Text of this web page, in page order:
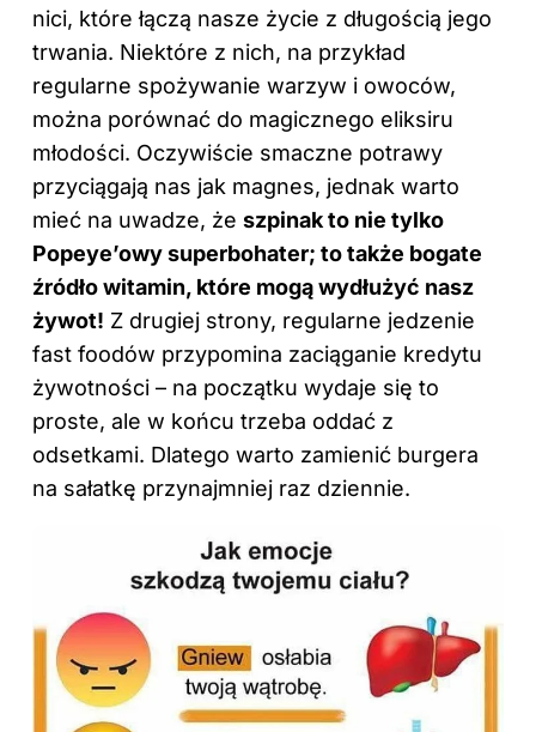
nici, które łączą nasze życie z długością jego
trwania. Niektóre z nich, na przykład
regularne spożywanie warzyw i owoców,
można porównać do magicznego eliksiru
młodości. Oczywiście smaczne potrawy
przyciągają nas jak magnes, jednak warto
mieć na uwadze, że szpinak to nie tylko
Popeye’owy superbohater; to także bogate
źródło witamin, które mogą wydłużyć nasz
żywot! Z drugiej strony, regularne jedzenie
fast foodów przypomina zaciąganie kredytu
żywotności – na początku wydaje się to
proste, ale w końcu trzeba oddać z
odsetkami. Dlatego warto zamienić burgera
na sałatkę przynajmniej raz dziennie.